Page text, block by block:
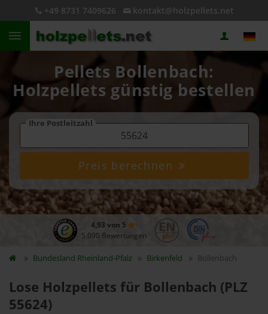
+49 8731 7409626 kontakt@holzpellets.net
Pellets Bollenbach:
Holzpellets günstig bestellen
Ihre Postleitzahl
Preis berechnen
4,93 von 5
5.090 Bewertungen
Bundesland Rheinland-Pfalz Birkenfeld Bollenbach
Lose Holzpellets für Bollenbach (PLZ
55624)